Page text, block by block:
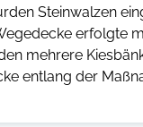
Steinwalzen
erfolgte
mehrere
entlang der